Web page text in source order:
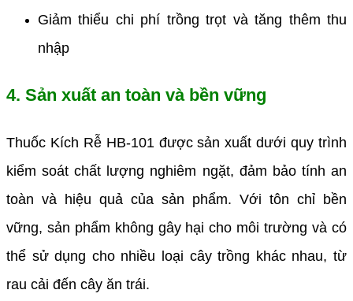
Giảm thiểu chi phí trồng trọt và tăng thêm thu
nhập
4. Sản xuất an toàn và bền vững
Thuốc Kích Rễ HB-101 được sản xuất dưới quy trình
kiểm soát chất lượng nghiêm ngặt, đảm bảo tính an
toàn và hiệu quả của sản phẩm. Với tôn chỉ bền
vững, sản phẩm không gây hại cho môi trường và có
thể sử dụng cho nhiều loại cây trồng khác nhau, từ
rau cải đến cây ăn trái.